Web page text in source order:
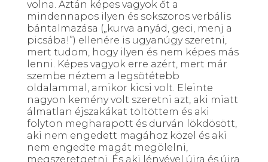
volna. Aztán képes vagyok őt a
mindennapos ilyen és sokszoros verbális
bántalmazása („kurva anyád, geci, menj a
picsába!”) ellenére is ugyanúgy szeretni,
mert tudom, hogy ilyen és nem képes más
lenni. Képes vagyok erre azért, mert már
szembe néztem a legsötétebb
oldalammal, amikor kicsi volt. Eleinte
nagyon kemény volt szeretni azt, aki miatt
álmatlan éjszakákat töltöttem és aki
folyton megharapott és durván lökdösött,
aki nem engedett magához közel és aki
nem engedte magát megölelni,
megszeretgetni. És aki lényével újra és újra